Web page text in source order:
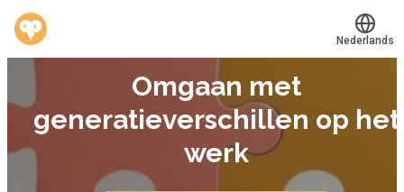
Werkvinders®
Bedrijven
Vacatures
Nederlands
Omgaan met
generatieverschillen op het
werk